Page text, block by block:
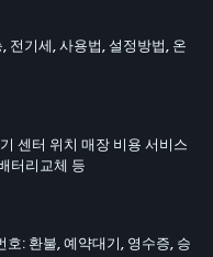
기세, 사용법, 설정방법, 온
센터 위치 매장 비용 서비스
터리교체 등
: 환불, 예약대기, 영수증, 승